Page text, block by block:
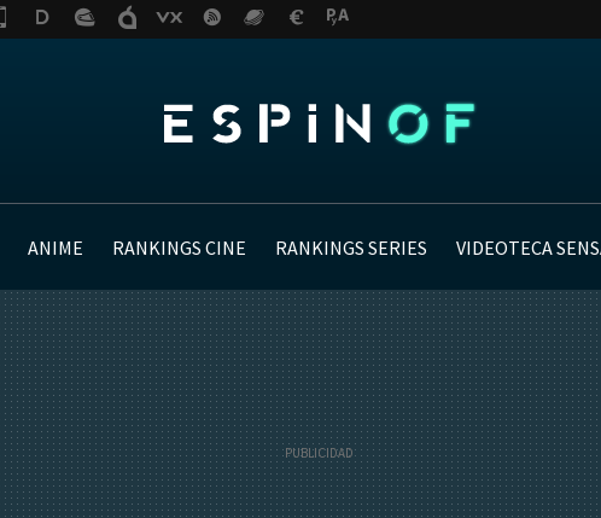
ANIME RANKINGS CINE RANKINGS SERIES VIDEOTECA